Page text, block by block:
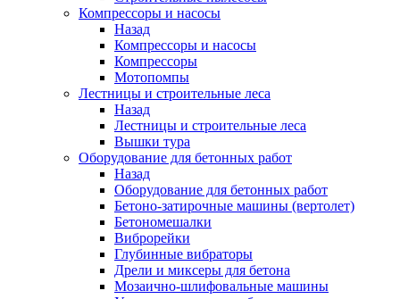
Компрессоры и насосы
Назад
Компрессоры и насосы
Компрессоры
Мотопомпы
Лестницы и строительные леса
Назад
Лестницы и строительные леса
Вышки тура
Оборудование для бетонных работ
Назад
Оборудование для бетонных работ
Бетоно-затирочные машины (вертолет)
Бетономешалки
Виброрейки
Глубинные вибраторы
Дрели и миксеры для бетона
Мозаично-шлифовальные машины